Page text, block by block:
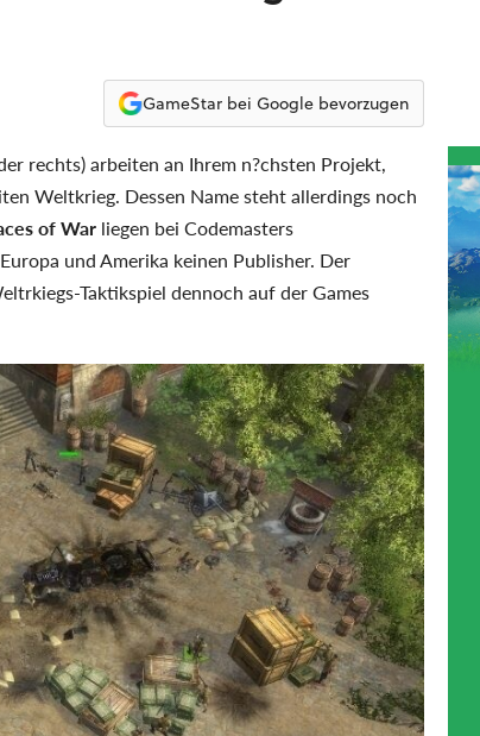
GameStar bei Google bevorzugen
rechts) arbeiten an Ihrem n?chsten Projekt,
Weltkrieg. Dessen Name steht allerdings noch
of War liegen bei Codemasters
und Amerika keinen Publisher. Der
Taktikspiel dennoch auf der Games